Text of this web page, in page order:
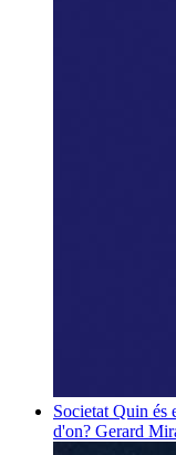
Societat Quin és
d'on? Gerard